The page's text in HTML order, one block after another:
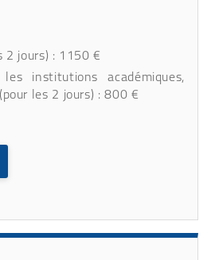
2 jours) : 1150 €
institutions académiques,
les 2 jours) : 800 €